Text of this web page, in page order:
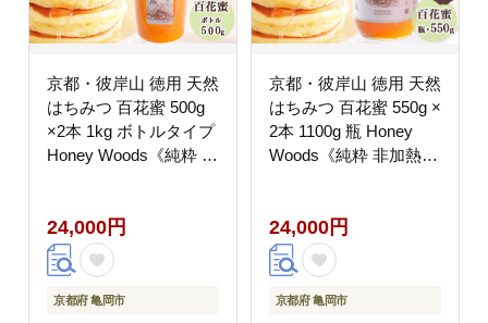
京都・彼岸山 徳用 天然
はちみつ 百花蜜 500g
×2本 1kg ボトルタイプ
Honey Woods《純粋 非
健康 ダイエット》訳あ
り
24,000円
京都府 亀岡市
京都・彼岸山 徳用 天然
はちみつ 百花蜜 550g ×
2本 1100g 瓶 Honey
Woods《純粋 非加熱
康 ダイエット》訳あり
24,000円
京都府 亀岡市